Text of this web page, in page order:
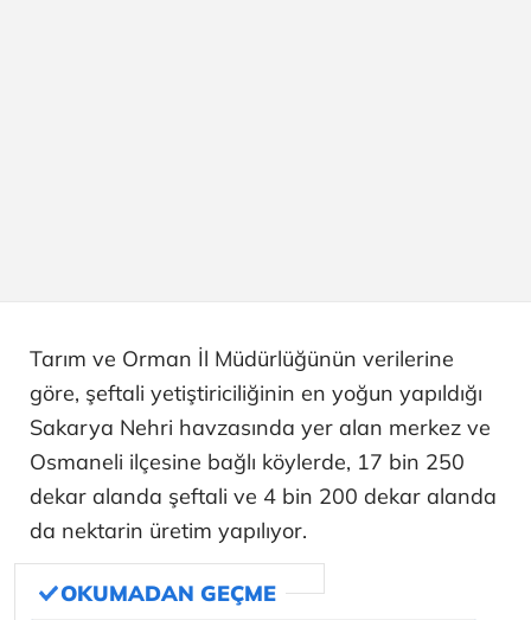
Tarım ve Orman İl Müdürlüğünün verilerine
göre, şeftali yetiştiriciliğinin en yoğun yapıldığı
Sakarya Nehri havzasında yer alan merkez ve
Osmaneli ilçesine bağlı köylerde, 17 bin 250
dekar alanda şeftali ve 4 bin 200 dekar alanda
da nektarin üretim yapılıyor.